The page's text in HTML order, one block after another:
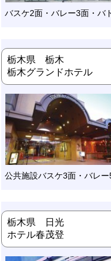
バスケ2面・バレー3面・バ
栃木県 栃木
栃木グランドホテル
公共施設バスケ3面・バレ
栃木県 日光
ホテル春茂登